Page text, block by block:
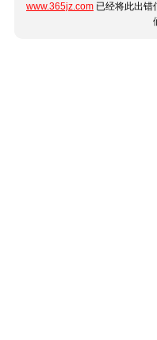
www.365jz.com 已经将此出错